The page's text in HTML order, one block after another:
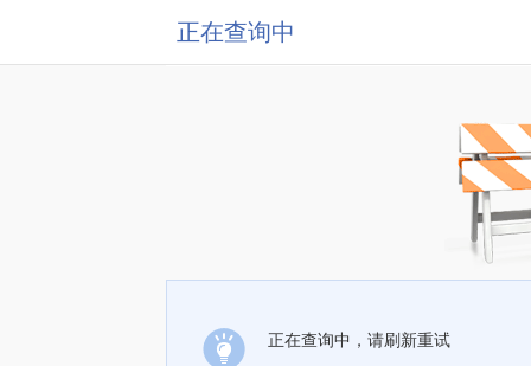
正在查询中
正在查询中，请刷新重试